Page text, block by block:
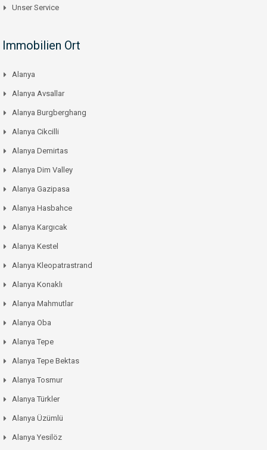
Unser Service
Immobilien Ort
Alanya
Alanya Avsallar
Alanya Burgberghang
Alanya Cikcilli
Alanya Demirtas
Alanya Dim Valley
Alanya Gazipasa
Alanya Hasbahce
Alanya Kargıcak
Alanya Kestel
Alanya Kleopatrastrand
Alanya Konaklı
Alanya Mahmutlar
Alanya Oba
Alanya Tepe
Alanya Tepe Bektas
Alanya Tosmur
Alanya Türkler
Alanya Üzümlü
Alanya Yesilöz